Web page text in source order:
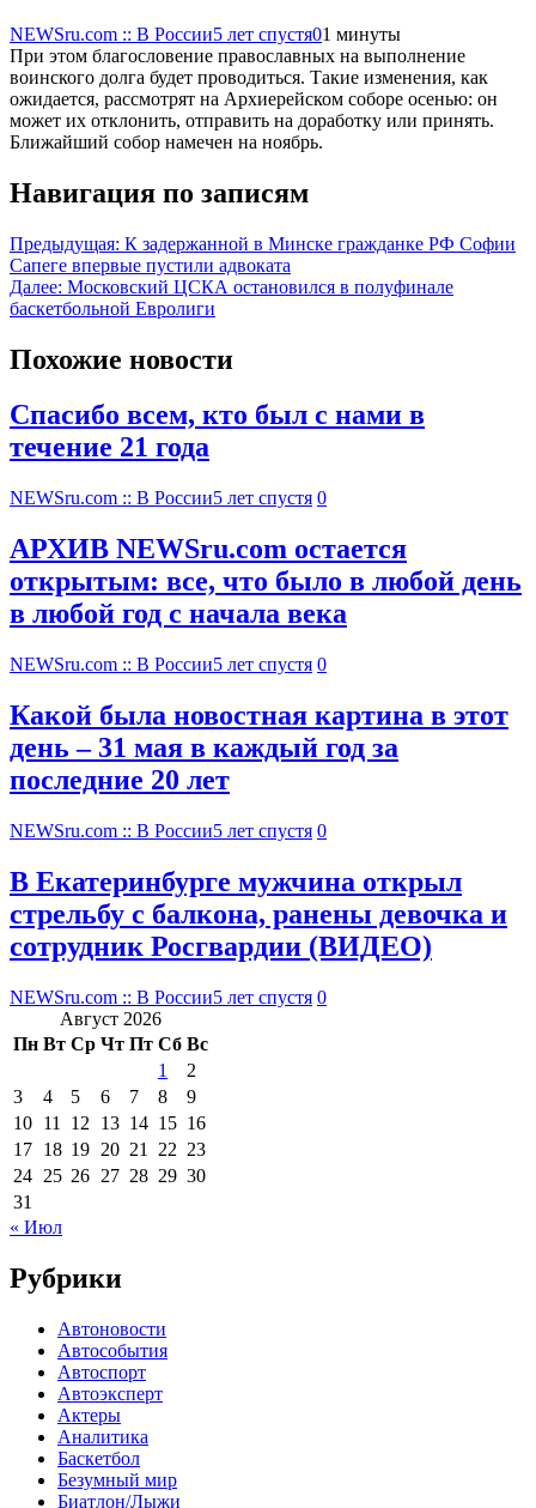
NEWSru.com :: В России5 лет спустя01 минуты
При этом благословение православных на выполнение
воинского долга будет проводиться. Такие изменения, как
ожидается, рассмотрят на Архиерейском соборе осенью: он
может их отклонить, отправить на доработку или принять.
Ближайший собор намечен на ноябрь.
Навигация по записям
Предыдущая: К задержанной в Минске гражданке РФ Софии
Сапеге впервые пустили адвоката
Далее: Московский ЦСКА остановился в полуфинале
баскетбольной Евролиги
Похожие новости
Спасибо всем, кто был с нами в
течение 21 года
NEWSru.com :: В России5 лет спустя 0
АРХИВ NEWSru.com остается
открытым: все, что было в любой день
в любой год с начала века
NEWSru.com :: В России5 лет спустя 0
Какой была новостная картина в этот
день – 31 мая в каждый год за
последние 20 лет
NEWSru.com :: В России5 лет спустя 0
В Екатеринбурге мужчина открыл
стрельбу с балкона, ранены девочка и
сотрудник Росгвардии (ВИДЕО)
NEWSru.com :: В России5 лет спустя 0
Август 2026
Пн Вт Ср Чт Пт Сб Вс
1
2
3
4 5 6 7 8
9
10 11 12 13 14 15 16
17 18 19 20 21 22 23
24 25 26 27 28 29 30
31
« Июл
Рубрики
Автоновости
Автособытия
Автоспорт
Автоэксперт
Актеры
Аналитика
Баскетбол
Безумный мир
Биатлон/Лыжи